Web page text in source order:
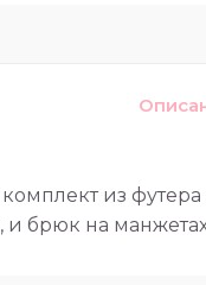
комплект из
брюк на